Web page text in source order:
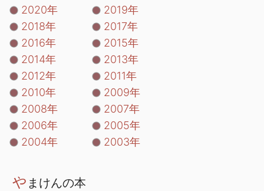
2020年
2019年
2018年
2017年
2016年
2015年
2014年
2013年
2012年
2011年
2010年
2009年
2008年
2007年
2006年
2005年
2004年
2003年
や まけんの本